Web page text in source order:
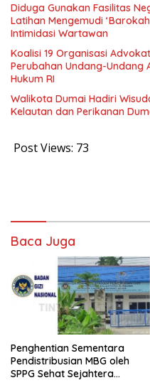
Diduga Gunakan Fasilitas
Latihan Mengemudi
Intimidasi Wartawan
Koalisi 19 Organisasi
Perubahan Undang-
Hukum RI
Walikota Dumai Hadiri
Kelautan dan Perikanan
Post Views: 73
Baca Juga
Penghentian Sementara
Pendistribusian MBG oleh
SPPG Sehat Sejahtera